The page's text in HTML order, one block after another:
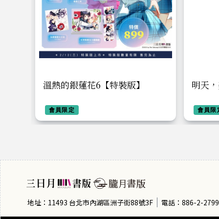
溫熱的銀蓮花6【特裝版】
會員限定
明天
會員限
地址：11493 台北市內湖區洲子街88號3F 電話：886-2-